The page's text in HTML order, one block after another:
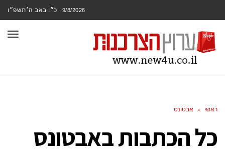
9/8/2026 כ״ו באב ה׳תשפ״ו
ראשי » אבטונס
כל הכתבות באבטונס